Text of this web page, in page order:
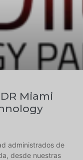
Miami
administrados de
desde nuestras